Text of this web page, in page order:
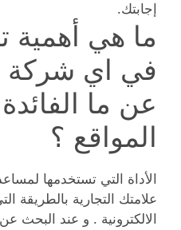
إجابتك.
ما هي أهمية
في اي شركة
عن ما
المواقع ؟
الأداة التي تستخدمها
علامتك التجارية بالطريقة
الالكترونية . و عند البحث